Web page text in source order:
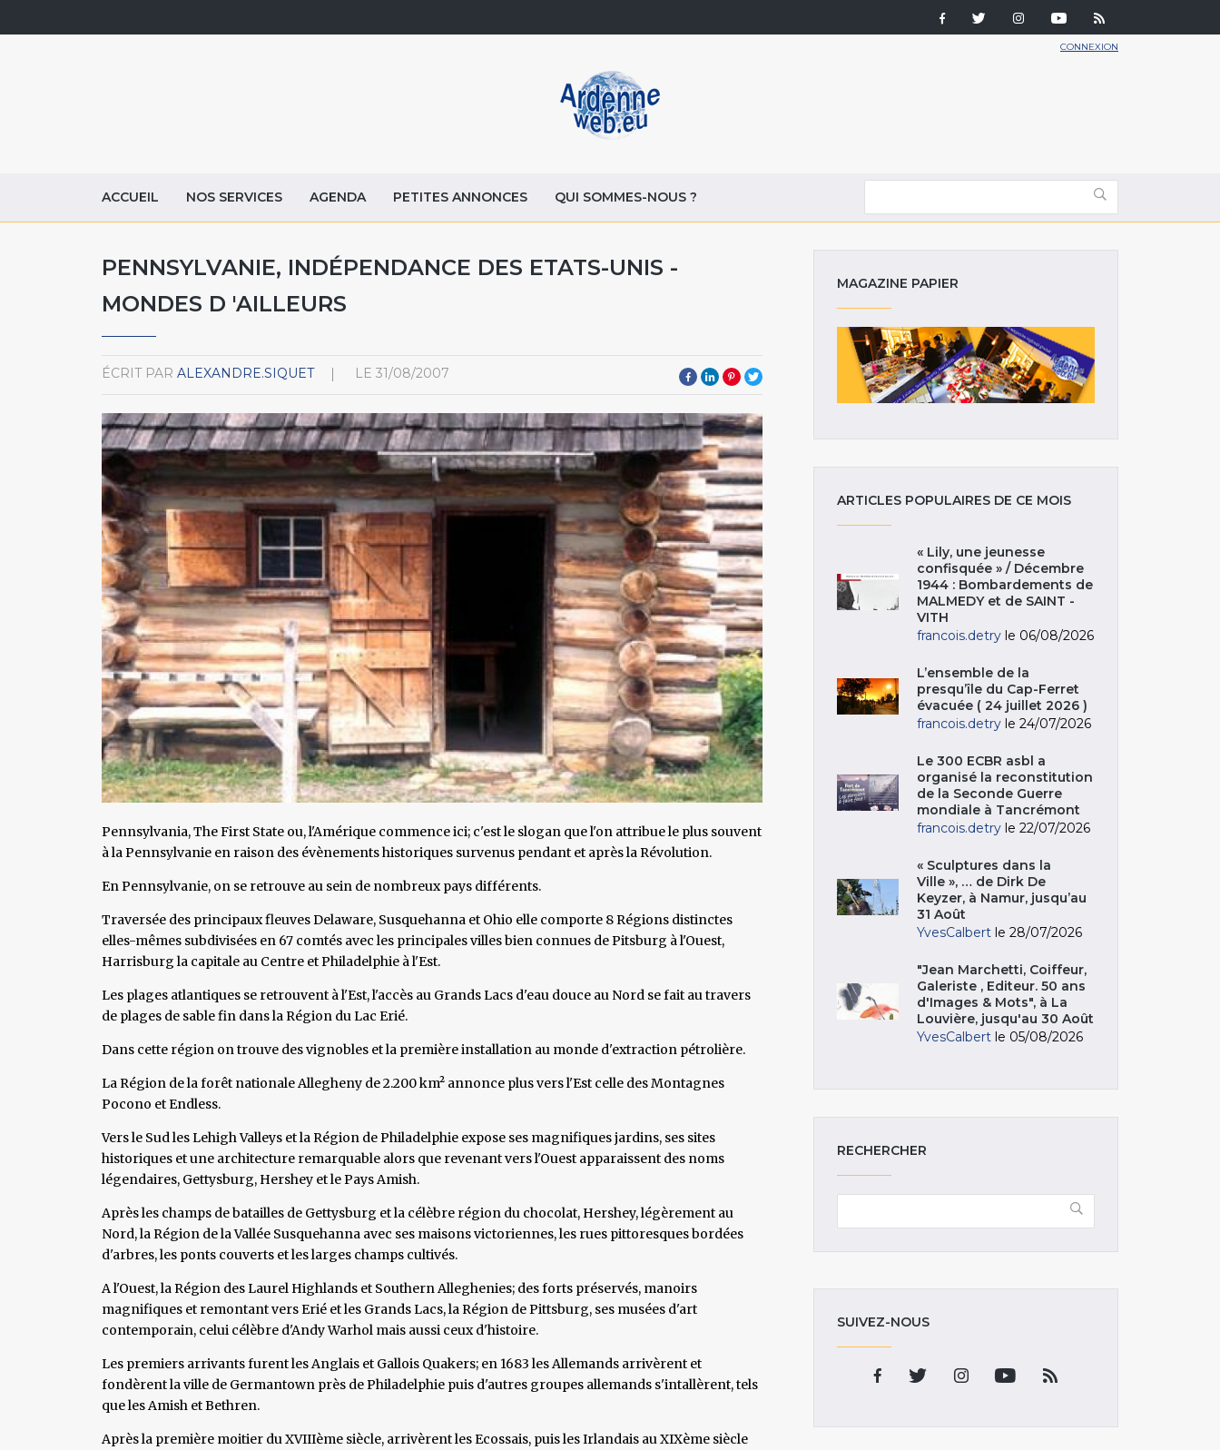
CONNEXION
ACCUEIL NOS SERVICES AGENDA PETITES ANNONCES QUI SOMMES-NOUS ?
PENNSYLVANIE, INDÉPENDANCE DES ETATS-UNIS -
MONDES D 'AILLEURS
ÉCRIT PAR ALEXANDRE.SIQUET LE 31/08/2007
Pennsylvania, The First State ou, l'Amérique commence ici; c'est le slogan que l'on attribue le plus souvent
à la Pennsylvanie en raison des évènements historiques survenus pendant et après la Révolution.
En Pennsylvanie, on se retrouve au sein de nombreux pays différents.
Traversée des principaux fleuves Delaware, Susquehanna et Ohio elle comporte 8 Régions distinctes
elles-mêmes subdivisées en 67 comtés avec les principales villes bien connues de Pitsburg à l'Ouest,
Harrisburg la capitale au Centre et Philadelphie à l'Est.
Les plages atlantiques se retrouvent à l'Est, l'accès au Grands Lacs d'eau douce au Nord se fait au travers
de plages de sable fin dans la Région du Lac Erié.
Dans cette région on trouve des vignobles et la première installation au monde d'extraction pétrolière.
La Région de la forêt nationale Allegheny de 2.200 km² annonce plus vers l'Est celle des Montagnes
Pocono et Endless.
Vers le Sud les Lehigh Valleys et la Région de Philadelphie expose ses magnifiques jardins, ses sites
historiques et une architecture remarquable alors que revenant vers l'Ouest apparaissent des noms
légendaires, Gettysburg, Hershey et le Pays Amish.
Après les champs de batailles de Gettysburg et la célèbre région du chocolat, Hershey, légèrement au
Nord, la Région de la Vallée Susquehanna avec ses maisons victoriennes, les rues pittoresques bordées
d'arbres, les ponts couverts et les larges champs cultivés.
A l'Ouest, la Région des Laurel Highlands et Southern Alleghenies; des forts préservés, manoirs
magnifiques et remontant vers Erié et les Grands Lacs, la Région de Pittsburg, ses musées d'art
contemporain, celui célèbre d'Andy Warhol mais aussi ceux d'histoire.
Les premiers arrivants furent les Anglais et Gallois Quakers; en 1683 les Allemands arrivèrent et
fondèrent la ville de Germantown près de Philadelphie puis d'autres groupes allemands s'intallèrent, tels
que les Amish et Bethren.
Après la première moitier du XVIIIème siècle, arrivèrent les Ecossais, puis les Irlandais au XIXème siècle
MAGAZINE PAPIER
ARTICLES POPULAIRES DE CE MOIS
« Lily, une jeunesse
confisquée » / Décembre
1944 : Bombardements de
MALMEDY et de SAINT -
VITH
francois.detry le 06/08/2026
L’ensemble de la
presqu’île du Cap-Ferret
évacuée ( 24 juillet 2026 )
francois.detry le 24/07/2026
Le 300 ECBR asbl a
organisé la reconstitution
de la Seconde Guerre
mondiale à Tancrémont
francois.detry le 22/07/2026
« Sculptures dans la
Ville », … de Dirk De
Keyzer, à Namur, jusqu’au
31 Août
YvesCalbert le 28/07/2026
"Jean Marchetti, Coiffeur,
Galeriste , Editeur. 50 ans
d'Images & Mots", à La
Louvière, jusqu'au 30 Août
YvesCalbert le 05/08/2026
RECHERCHER
SUIVEZ-NOUS